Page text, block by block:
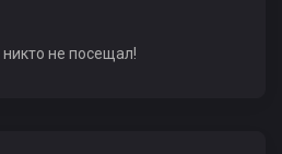
не посещал!